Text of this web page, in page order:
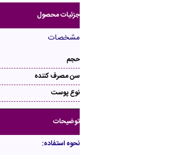
جزئیات محصول
مشخصات
حجم
سن مصرف کننده
نوع پوست
توضیحات
نحوه استفاده: